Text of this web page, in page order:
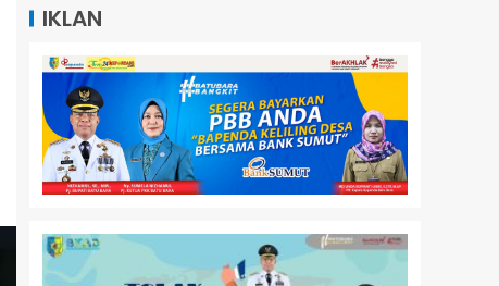
IKLAN